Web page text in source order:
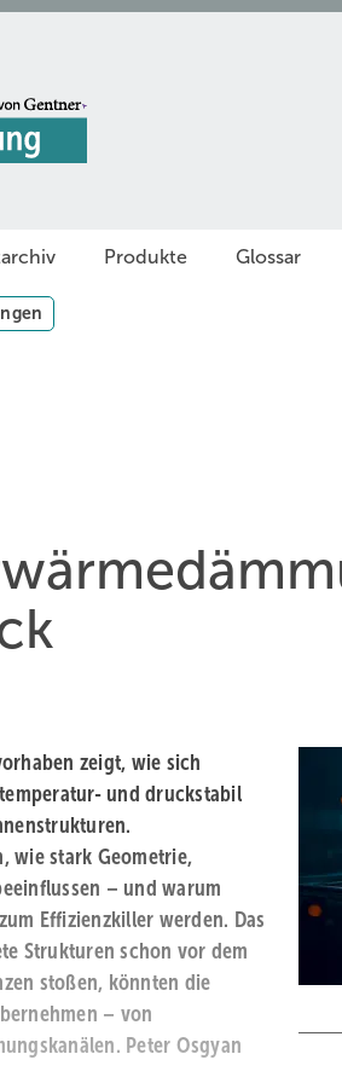
Produkte Glossar
zeigt, wie sich
und druckstabil
wie stark Geometrie,
– und warum
Effizienzkiller werden. Das
Strukturen schon vor dem
stoßen, könnten die
– von
Peter Osgyan